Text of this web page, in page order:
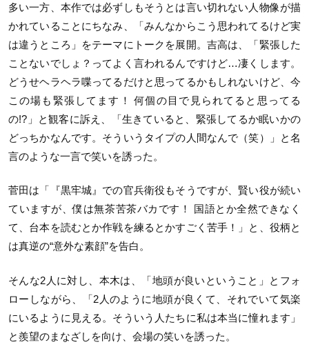
多い一方、本作では必ずしもそうとは言い切れない人物像が描
かれていることにちなみ、「みんなからこう思われてるけど実
は違うところ」をテーマにトークを展開。吉高は、「緊張した
ことないでしょ？ってよく言われるんですけど…凄くします。
どうせヘラヘラ喋ってるだけと思ってるかもしれないけど、今
この場も緊張してます！ 何個の目で見られてると思ってる
の!?」と観客に訴え、「生きていると、緊張してるか眠いかの
どっちかなんです。そういうタイプの人間なんで（笑）」と名
言のような一言で笑いを誘った。
菅田は「『黒牢城』での官兵衛役もそうですが、賢い役が続い
ていますが、僕は無茶苦茶バカです！ 国語とか全然できなく
て、台本を読むとか作戦を練るとかすごく苦手！」と、役柄と
は真逆の“意外な素顔”を告白。
そんな2人に対し、本木は、「地頭が良いということ」とフォ
ローしながら、「2人のように地頭が良くて、それでいて気楽
にいるように見える。そういう人たちに私は本当に憧れます」
と羨望のまなざしを向け、会場の笑いを誘った。